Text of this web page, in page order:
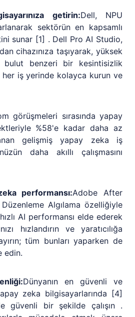
getirin:Dell, NPU
sektörün en kapsamlı
sunar [1] . Dell Pro AI Studio,
cihazınıza taşıyarak, yüksek
bulut benzeri bir kesintisizlik
her iş yerinde kolayca kurun ve
görüşmeleri sırasında yapay
%58'e kadar daha az
gelişmiş yapay zeka iş
daha akıllı çalışmasını
performansı:Adobe After
Algılama özelliğiyle
AI performansı elde ederek
hızlandırın ve yaratıcılığa
tüm bunları yaparken de
edin.
Dünyanın en güvenli ve
zeka bilgisayarlarında [4]
güvenli bir şekilde çalışın .